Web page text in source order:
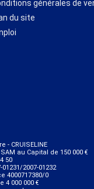
générales de
du site
CRUISELINE
au Capital de 150 000 €
50
01231/2007-01232
4000717380/0
4 000 000 €